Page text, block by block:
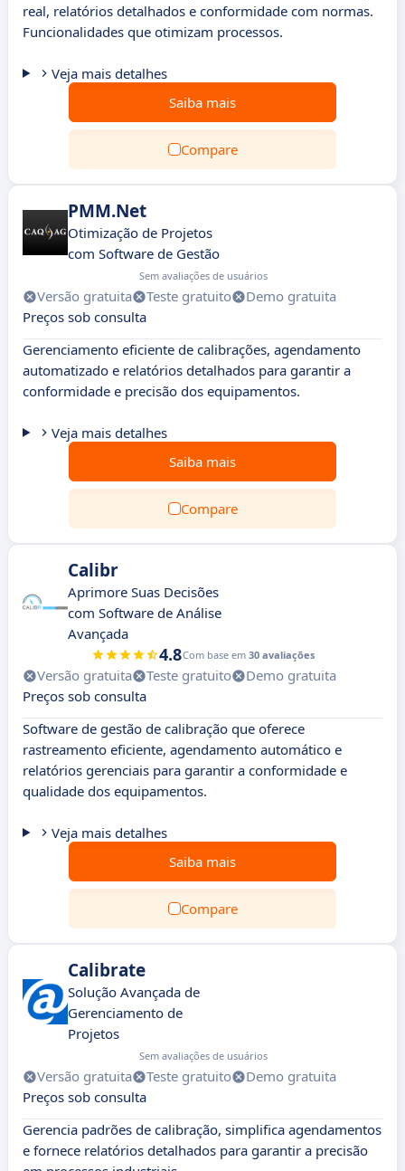
real, relatórios detalhados e conformidade com normas.
Funcionalidades que otimizam processos.
Veja mais detalhes
Saiba mais
Compare
PMM.Net
Otimização de Projetos
com Software de Gestão
Sem avaliações de usuários
Versão gratuita Teste gratuito
Demo gratuita
Preços sob consulta
Gerenciamento eficiente de calibrações, agendamento
automatizado e relatórios detalhados para garantir a
conformidade e precisão dos equipamentos.
Veja mais detalhes
Saiba mais
Compare
Calibr
Aprimore Suas Decisões
com Software de Análise
Avançada
4.8Com base em 30 avaliações
Versão gratuita Teste gratuito
Demo gratuita
Preços sob consulta
Software de gestão de calibração que oferece
rastreamento eficiente, agendamento automático e
relatórios gerenciais para garantir a conformidade e
qualidade dos equipamentos.
Veja mais detalhes
Saiba mais
Compare
Calibrate
Solução Avançada de
Gerenciamento de
Projetos
Sem avaliações de usuários
Versão gratuita Teste gratuito
Demo gratuita
Preços sob consulta
Gerencia padrões de calibração, simplifica agendamentos
e fornece relatórios detalhados para garantir a precisão